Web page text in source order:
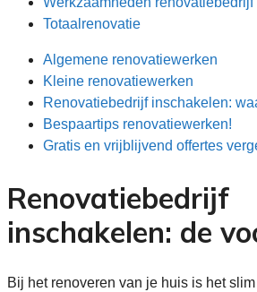
Totaalrenovatie
Algemene renovatiewerken
Kleine renovatiewerken
Renovatiebedrijf inschakelen:
Bespaartips renovatiewerken!
Gratis en vrijblijvend offertes
Renovatiebedrijf
inschakelen: de
Bij het renoveren van je huis is het